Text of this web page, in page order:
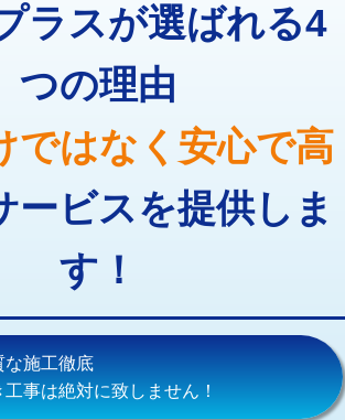
さ10㎝まで） 27,500円
16,500円
現場見積
防水処理・清掃・修
11,000円
防水処理・清掃・修
22,000円
防水処理・清掃・修
加工など（重作業）
33,000円
8,800円～
（壁付・デッキ
13,200円+材料費
栓（壁付・デッキ
)
16,500円+材料費
ラスが選ばれる4
つの理由
ではなく安心で高
ービスを提供しま
す！
な施工徹底
工事は絶対に致しません！